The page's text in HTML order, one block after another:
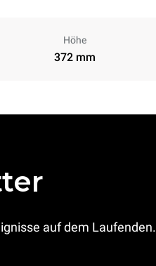
Höhe
372 mm
auf dem Laufenden.